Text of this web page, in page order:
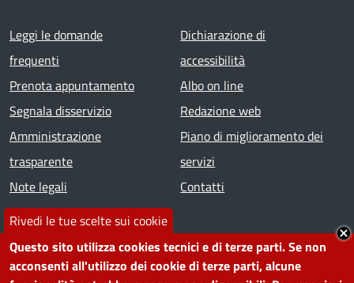
Rivedi le tue scelte sui cookie
Questo sito utilizza cookies tecnici e di terze parti. Se non
acconsenti all'utilizzo dei cookie di terze parti, alcune
Footer menu
Leggi le domande
frequenti
Prenota appuntamento
Segnala disservizio
Amministrazione
trasparente
Note legali
Dichiarazione di
accessibilità
Albo on line
Redazione web
Piano di miglioramento dei
servizi
Contatti
SEGUICI SU
Facebook
Instagram
YouTube
Telegram
WhatsApp
TwitterLinkedin